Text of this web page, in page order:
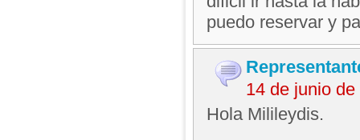
puedo reservar y
14 de junio
Hola Milileydis.